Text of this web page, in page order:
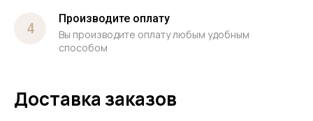
4
Производите оплату
Вы производите оплату любым удобным
способом
Доставка заказов